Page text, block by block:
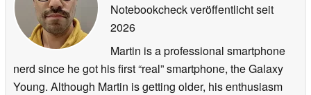
Notebookcheck veröffentlichtseit
2026
Martin is a professional smartphone
nerd since he got his first “real” smartphone, the Galaxy
Young. Although Martin is getting older, his enthusiasm